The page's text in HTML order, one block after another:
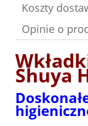
Koszty
Cena nie zawiera
Opinie o
Shuya